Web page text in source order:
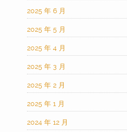
2025 年 6 月
2025 年 5 月
2025 年 4 月
2025 年 3 月
2025 年 2 月
2025 年 1 月
2024 年 12 月